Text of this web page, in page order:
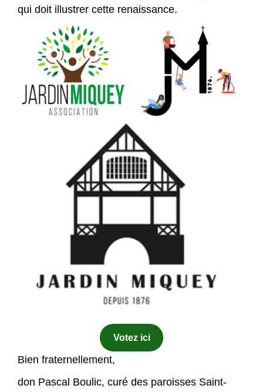
qui doit illustrer cette renaissance.
Votez ici
Bien fraternellement,
don Pascal Boulic, curé des paroisses Saint-